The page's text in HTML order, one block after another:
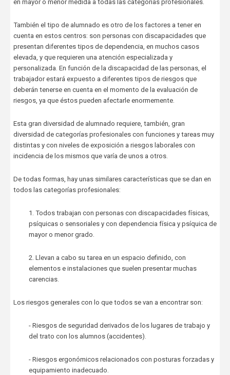
en mayor o menor medida a todas las categorías profesionales.
También el tipo de alumnado es otro de los factores a tener en
cuenta en estos centros: son personas con discapacidades que
presentan diferentes tipos de dependencia, en muchos casos
elevada, y que requieren una atención especializada y
personalizada. En función de la discapacidad de las personas, el
trabajador estará expuesto a diferentes tipos de riesgos que
deberán tenerse en cuenta en el momento de la evaluación de
riesgos, ya que éstos pueden afectarle enormemente.
Esta gran diversidad de alumnado requiere, también, gran
diversidad de categorías profesionales con funciones y tareas muy
distintas y con niveles de exposición a riesgos laborales con
incidencia de los mismos que varía de unos a otros.
De todas formas, hay unas similares características que se dan en
todos las categorías profesionales:
1. Todos trabajan con personas con discapacidades físicas,
psíquicas o sensoriales y con dependencia física y psíquica de
mayor o menor grado.
2. Llevan a cabo su tarea en un espacio definido, con
elementos e instalaciones que suelen presentar muchas
carencias.
Los riesgos generales con lo que todos se van a encontrar son:
- Riesgos de seguridad derivados de los lugares de trabajo y
del trato con los alumnos (accidentes).
- Riesgos ergonómicos relacionados con posturas forzadas y
equipamiento inadecuado.